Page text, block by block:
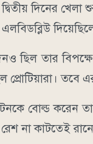
দিনের খেলা
ছিল তার
প্রোটিয়ারা। তবে
বোল্ড করেন
না কাটতেই